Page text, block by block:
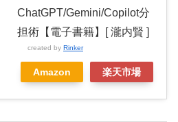
ChatGPT/Gemini/Copilot分
担術【電子書籍】[ 瀧内賢 ]
created by Rinker
Amazon 楽天市場